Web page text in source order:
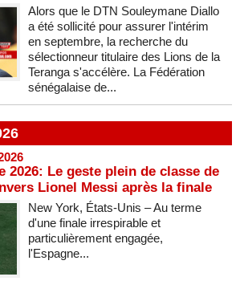
Alors que le DTN Souleymane Diallo
a été sollicité pour assurer l'intérim
en septembre, la recherche du
sélectionneur titulaire des Lions de la
Teranga s'accélère. La Fédération
sénégalaise de...
2026: Le geste plein de classe de
Lionel Messi après la finale
New York, États-Unis – Au terme
d'une finale irrespirable et
particulièrement engagée,
l'Espagne...